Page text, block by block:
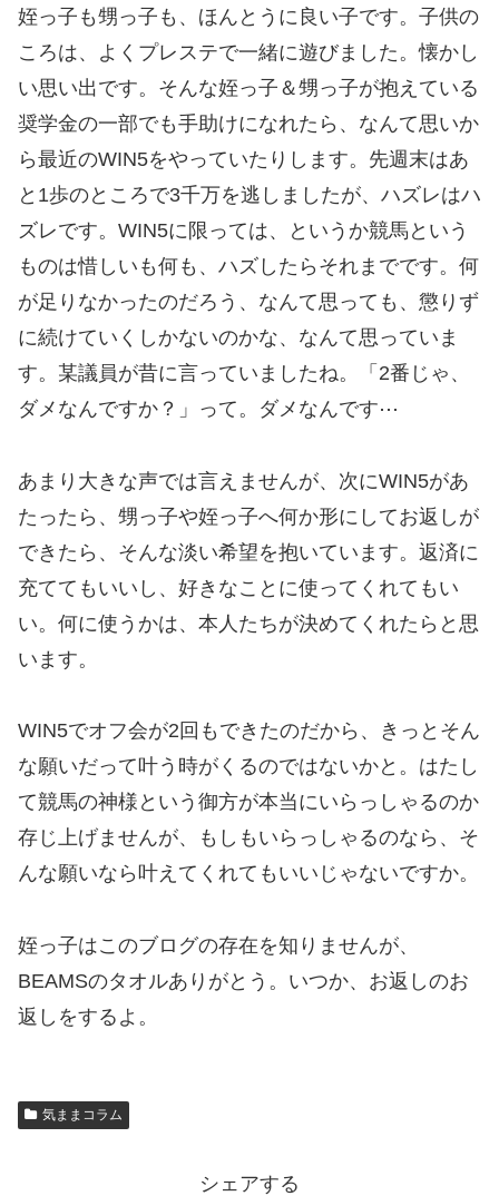
姪っ子も甥っ子も、ほんとうに良い子です。子供の
ころは、よくプレステで一緒に遊びました。懐かし
い思い出です。そんな姪っ子＆甥っ子が抱えている
奨学金の一部でも手助けになれたら、なんて思いか
ら最近のWIN5をやっていたりします。先週末はあ
と1歩のところで3千万を逃しましたが、ハズレはハ
ズレです。WIN5に限っては、というか競馬という
ものは惜しいも何も、ハズしたらそれまでです。何
が足りなかったのだろう、なんて思っても、懲りず
に続けていくしかないのかな、なんて思っていま
す。某議員が昔に言っていましたね。「2番じゃ、
ダメなんですか？」って。ダメなんです⋯
あまり大きな声では言えませんが、次にWIN5があ
たったら、甥っ子や姪っ子へ何か形にしてお返しが
できたら、そんな淡い希望を抱いています。返済に
充ててもいいし、好きなことに使ってくれてもい
い。何に使うかは、本人たちが決めてくれたらと思
います。
WIN5でオフ会が2回もできたのだから、きっとそん
な願いだって叶う時がくるのではないかと。はたし
て競馬の神様という御方が本当にいらっしゃるのか
存じ上げませんが、もしもいらっしゃるのなら、そ
んな願いなら叶えてくれてもいいじゃないですか。
姪っ子はこのブログの存在を知りませんが、
BEAMSのタオルありがとう。いつか、お返しのお
返しをするよ。
気ままコラム
シェアする